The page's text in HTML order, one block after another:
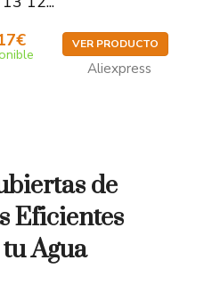
VER PRODUCTO
Aliexpress
de
Eficientes
Agua